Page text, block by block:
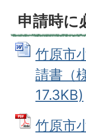
申請時に
竹原市
請書（
17.3KB)
竹原市